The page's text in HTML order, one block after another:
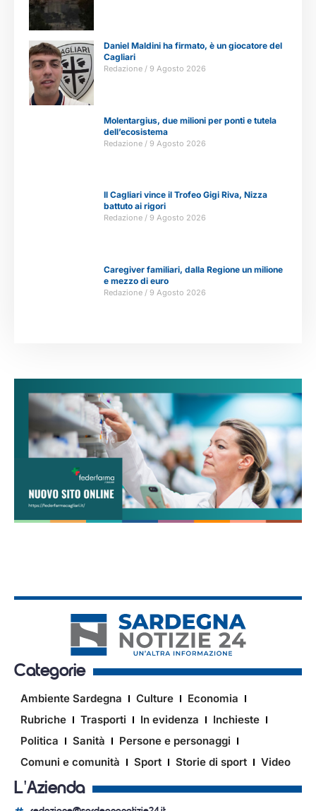
Daniel Maldini ha firmato, è un giocatore del
Cagliari
Redazione 9 Agosto 2026
Molentargius, due milioni per ponti e tutela
dell’ecosistema
Redazione 9 Agosto 2026
Il Cagliari vince il Trofeo Gigi Riva, Nizza
battuto ai rigori
Redazione 9 Agosto 2026
Caregiver familiari, dalla Regione un milione
e mezzo di euro
Redazione 9 Agosto 2026
Categorie
Ambiente Sardegna Culture
Economia
Rubriche
Trasporti In evidenza
Inchieste
Politica
Sanità
Persone e personaggi
Comuni e comunità
Sport Storie di sport Video
L'Azienda